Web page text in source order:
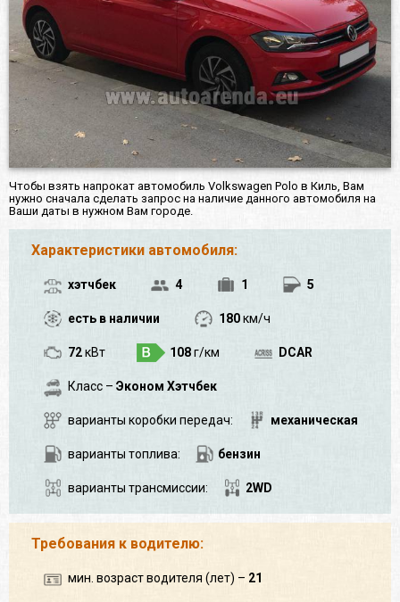
Чтобы взять напрокат автомобиль Volkswagen Polo в Киль, Вам
нужно сначала сделать запрос на наличие данного автомобиля на
Ваши даты в нужном Вам городе.
Характеристики автомобиля:
хэтчбек 4 1 5
есть в наличии 180км/ч
72кВт 108г/км DCAR
Класс – Эконом Хэтчбек
варианты коробки передач: механическая
варианты топлива: бензин
варианты трансмиссии: 2WD
Требования к водителю:
мин. возраст водителя (лет) – 21